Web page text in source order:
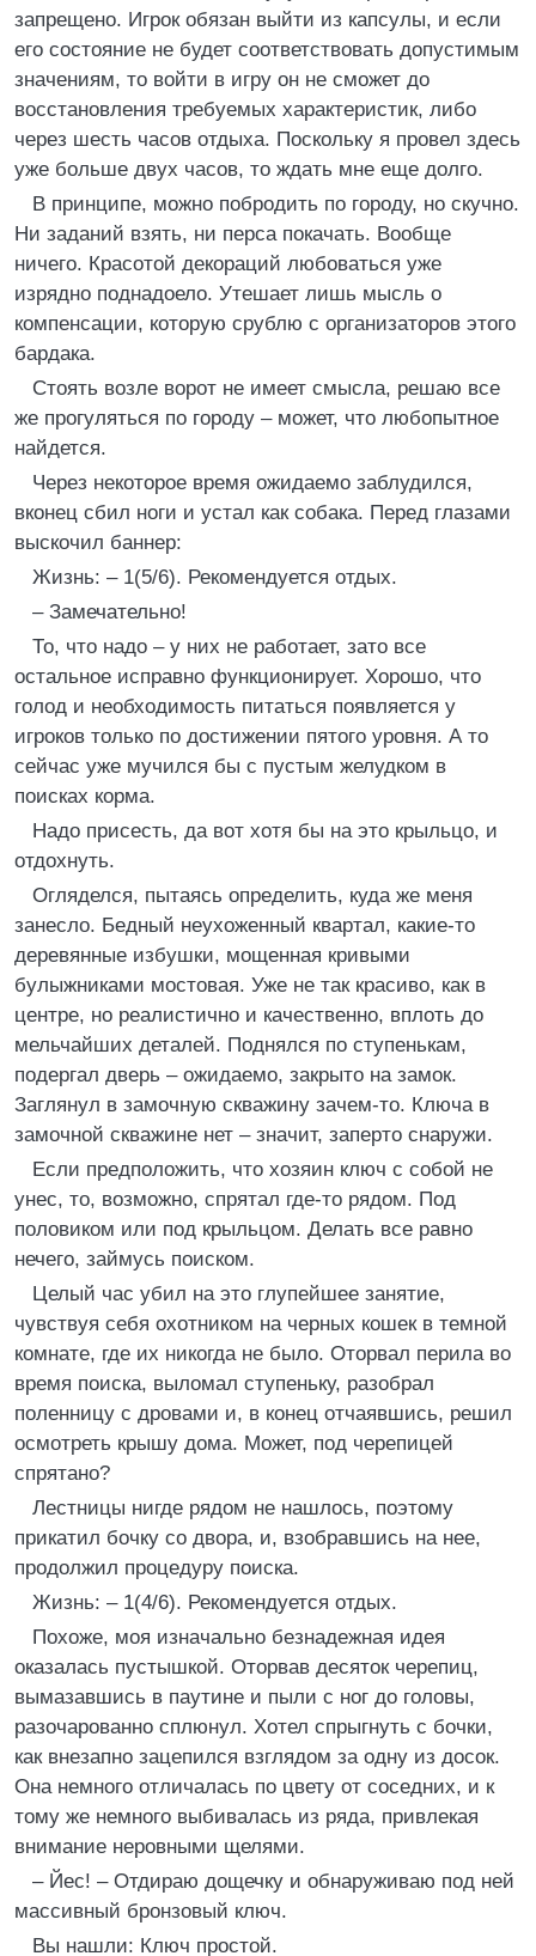
запрещено. Игрок обязан выйти из капсулы, и если
его состояние не будет соответствовать допустимым
значениям, то войти в игру он не сможет до
восстановления требуемых характеристик, либо
через шесть часов отдыха. Поскольку я провел здесь
уже больше двух часов, то ждать мне еще долго.
В принципе, можно побродить по городу, но скучно.
Ни заданий взять, ни перса покачать. Вообще
ничего. Красотой декораций любоваться уже
изрядно поднадоело. Утешает лишь мысль о
компенсации, которую срублю с организаторов этого
бардака.
Стоять возле ворот не имеет смысла, решаю все
же прогуляться по городу – может, что любопытное
найдется.
Через некоторое время ожидаемо заблудился,
вконец сбил ноги и устал как собака. Перед глазами
выскочил баннер:
Жизнь: – 1(5/6). Рекомендуется отдых.
– Замечательно!
То, что надо – у них не работает, зато все
остальное исправно функционирует. Хорошо, что
голод и необходимость питаться появляется у
игроков только по достижении пятого уровня. А то
сейчас уже мучился бы с пустым желудком в
поисках корма.
Надо присесть, да вот хотя бы на это крыльцо, и
отдохнуть.
Огляделся, пытаясь определить, куда же меня
занесло. Бедный неухоженный квартал, какие-то
деревянные избушки, мощенная кривыми
булыжниками мостовая. Уже не так красиво, как в
центре, но реалистично и качественно, вплоть до
мельчайших деталей. Поднялся по ступенькам,
подергал дверь – ожидаемо, закрыто на замок.
Заглянул в замочную скважину зачем-то. Ключа в
замочной скважине нет – значит, заперто снаружи.
Если предположить, что хозяин ключ с собой не
унес, то, возможно, спрятал где-то рядом. Под
половиком или под крыльцом. Делать все равно
нечего, займусь поиском.
Целый час убил на это глупейшее занятие,
чувствуя себя охотником на черных кошек в темной
комнате, где их никогда не было. Оторвал перила во
время поиска, выломал ступеньку, разобрал
поленницу с дровами и, в конец отчаявшись, решил
осмотреть крышу дома. Может, под черепицей
спрятано?
Лестницы нигде рядом не нашлось, поэтому
прикатил бочку со двора, и, взобравшись на нее,
продолжил процедуру поиска.
Жизнь: – 1(4/6). Рекомендуется отдых.
Похоже, моя изначально безнадежная идея
оказалась пустышкой. Оторвав десяток черепиц,
вымазавшись в паутине и пыли с ног до головы,
разочарованно сплюнул. Хотел спрыгнуть с бочки,
как внезапно зацепился взглядом за одну из досок.
Она немного отличалась по цвету от соседних, и к
тому же немного выбивалась из ряда, привлекая
внимание неровными щелями.
– Йес! – Отдираю дощечку и обнаруживаю под ней
массивный бронзовый ключ.
Вы нашли: Ключ простой.